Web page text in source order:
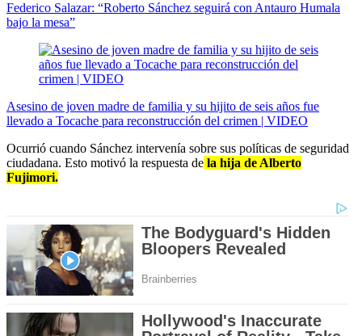
Federico Salazar: “Roberto Sánchez seguirá con Antauro Humala
bajo la mesa”
Asesino de joven madre de familia y su hijito de seis años fue
llevado a Tocache para reconstrucción del crimen | VIDEO
Ocurrió cuando Sánchez intervenía sobre sus políticas de seguridad
ciudadana. Esto motivó la respuesta de la hija de Alberto
Fujimori.